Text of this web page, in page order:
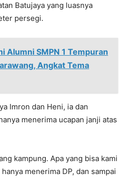
Batujaya yang luasnya
persegi.
Alumni SMPN 1 Tempuran
Angkat Tema
Imron dan Heni, ia dan
menerima ucapan janji atas
kampung. Apa yang bisa kami
menerima DP, dan sampai